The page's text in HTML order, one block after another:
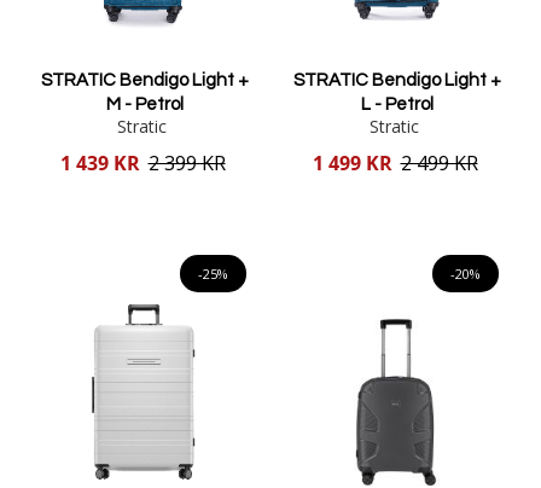
STRATIC Bendigo Light +
M - Petrol
Stratic
Reducerat
1 439 KR 2 399 KR
STRATIC Bendigo Light +
L - Petrol
Stratic
Reducerat
1 499 KR 2 499 KR
-25% -20%